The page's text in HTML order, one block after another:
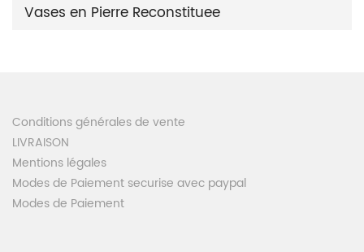
Vases en Pierre Reconstituee
Conditions générales de vente
LIVRAISON
Mentions légales
Modes de Paiement securise avec paypal
Modes de Paiement